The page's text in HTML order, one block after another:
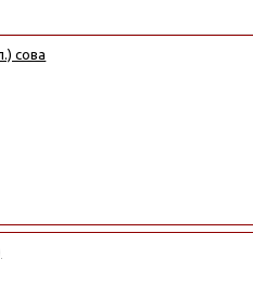
сова